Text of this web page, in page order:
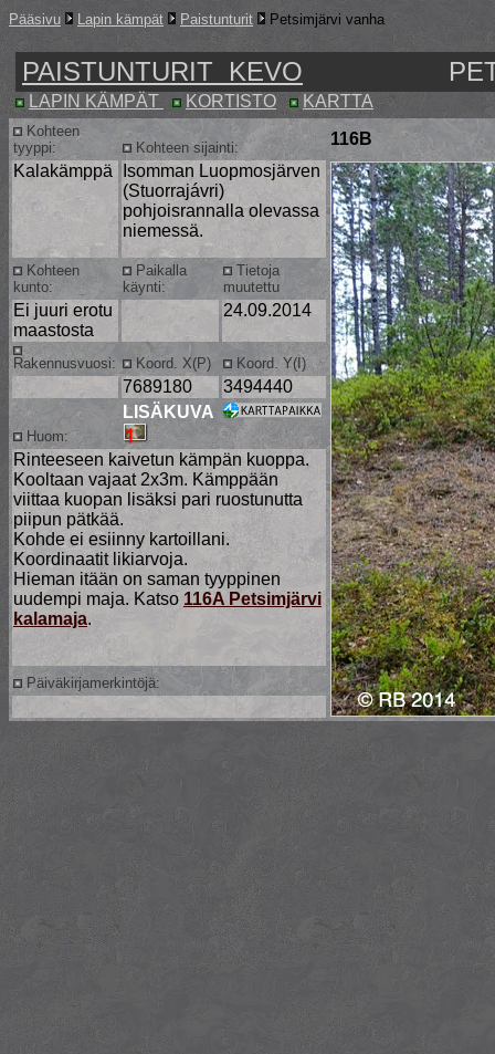
Pääsivu Lapin kämpät Paistunturit Petsimjärvi vanha
PAISTUNTURIT KEVO
LAPIN KÄMPÄT KORTISTO KARTTA
Kohteen
tyyppi:
Kohteen sijainti:
116B
Kalakämppä
Isomman Luopmosjärven
(Stuorrajávri)
pohjoisrannalla olevassa
niemessä.
Kohteen
kunto:
Paikalla
käynti:
Tietoja
muutettu
Ei juuri erotu
maastosta
24.09.2014
Rakennusvuosi: Koord. X(P) Koord. Y(I)
7689180 3494440
Huom:
LISÄKUVA
Rinteeseen kaivetun kämpän kuoppa.
Kooltaan vajaat 2x3m. Kämppään
viittaa kuopan lisäksi pari ruostunutta
piipun pätkää.
Kohde ei esiinny kartoillani.
Koordinaatit likiarvoja.
Hieman itään on saman tyyppinen
uudempi maja. Katso 116A Petsimjärvi
kalamaja.
Päiväkirjamerkintöjä: